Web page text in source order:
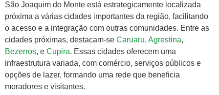
São Joaquim do Monte está estrategicamente localizada
próxima a várias cidades importantes da região, facilitando
o acesso e a integração com outras comunidades. Entre as
cidades próximas, destacam-se Caruaru, Agrestina,
Bezerros, e Cupira. Essas cidades oferecem uma
infraestrutura variada, com comércio, serviços públicos e
opções de lazer, formando uma rede que beneficia
moradores e visitantes.